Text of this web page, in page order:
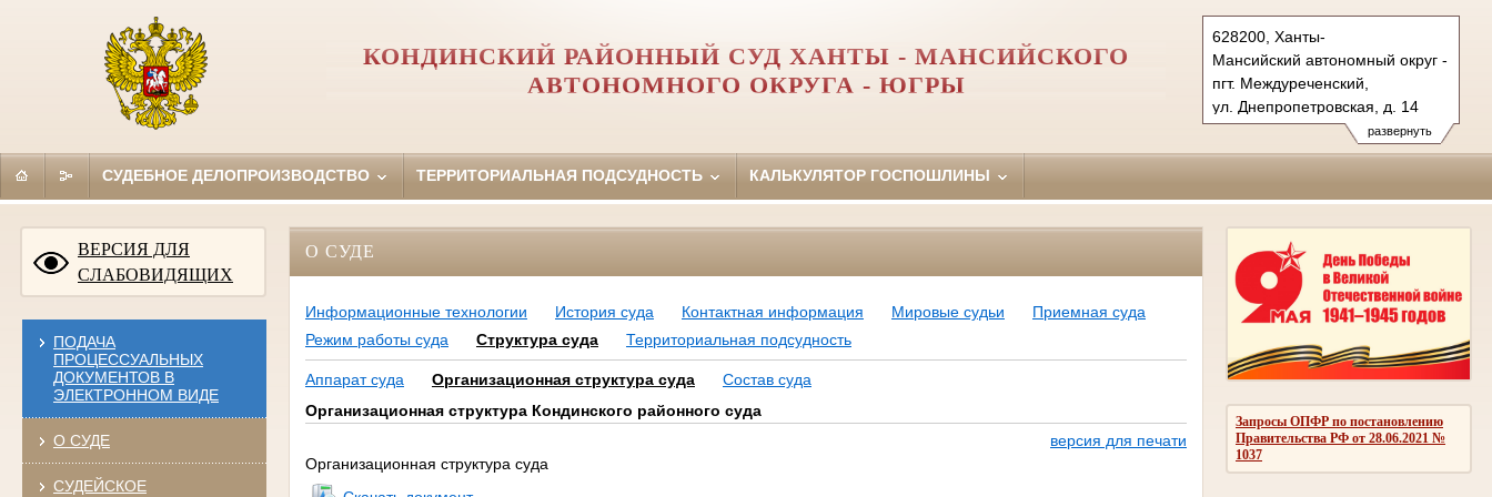
развернуть
628200, Ханты-
Мансийский автономный округ -
пгт. Междуреченский,
ул. Днепропетровская, д. 14
Тел.: (34677) 329-59
kondinsk.hmao@sudrf.ru
КОНДИНСКИЙ РАЙОННЫЙ СУД ХАНТЫ - МАНСИЙСКОГО
АВТОНОМНОГО ОКРУГА - ЮГРЫ
СУДЕБНОЕ ДЕЛОПРОИЗВОДСТВО ТЕРРИТОРИАЛЬНАЯ ПОДСУДНОСТЬ КАЛЬКУЛЯТОР ГОСПОШЛИНЫ
ВЕРСИЯ ДЛЯ
СЛАБОВИДЯЩИХ
ПОДАЧА
ПРОЦЕССУАЛЬНЫХ
ДОКУМЕНТОВ В
ЭЛЕКТРОННОМ ВИДЕ
О СУДЕ
СУДЕЙСКОЕ
Запросы ОПФР по постановлению
Правительства РФ от 28.06.2021 №
1037
О СУДЕ
Информационные технологии История суда Контактная информация Мировые судьи
Приемная суда
Режим работы суда
Структура суда Территориальная подсудность
Аппарат суда Организационная структура суда
Состав суда
Организационная структура Кондинского районного суда
версия для печати
Организационная структура суда